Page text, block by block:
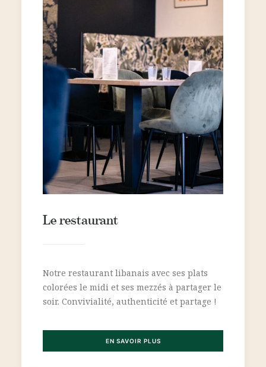
Le restaurant
Notre restaurant libanais avec ses plats
colorées le midi et ses mezzés à partager le
soir. Convivialité, authenticité et partage !
EN SAVOIR PLUS